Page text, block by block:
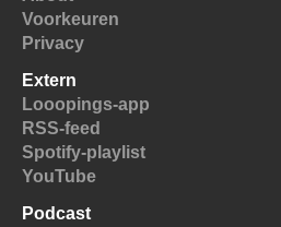
Voorkeuren
Privacy
Extern
Looopings-app
RSS-feed
Spotify-playlist
YouTube
Podcast